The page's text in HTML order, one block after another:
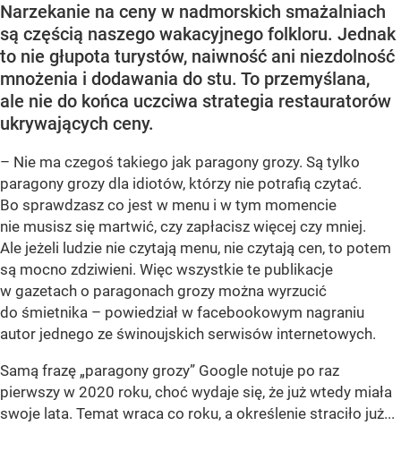
Narzekanie na ceny w nadmorskich smażalniach
są częścią naszego wakacyjnego folkloru. Jednak
to nie głupota turystów, naiwność ani niezdolność
mnożenia i dodawania do stu. To przemyślana,
ale nie do końca uczciwa strategia restauratorów
ukrywających ceny.
– Nie ma czegoś takiego jak paragony grozy. Są tylko
paragony grozy dla idiotów, którzy nie potrafią czytać.
Bo sprawdzasz co jest w menu i w tym momencie
nie musisz się martwić, czy zapłacisz więcej czy mniej.
Ale jeżeli ludzie nie czytają menu, nie czytają cen, to potem
są mocno zdziwieni. Więc wszystkie te publikacje
w gazetach o paragonach grozy można wyrzucić
do śmietnika – powiedział w facebookowym nagraniu
autor jednego ze świnoujskich serwisów internetowych.
Samą frazę „paragony grozy” Google notuje po raz
pierwszy w 2020 roku, choć wydaje się, że już wtedy miała
swoje lata. Temat wraca co roku, a określenie straciło już...